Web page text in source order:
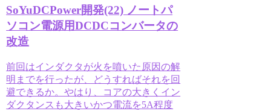
SoYuDCPower開発(22) ノートパ
ソコン電源用DCDCコンバータの
改造
前回はインダクタが火を噴いた原因の解
明までを行ったが、どうすればそれを回
避できるか。やはり、コアの大きくイン
ダクタンスも大きいかつ電流を5A程度